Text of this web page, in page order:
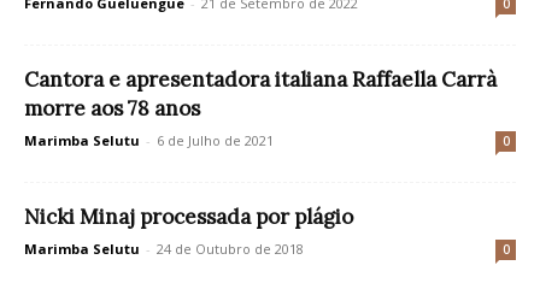
0
Cantora e apresentadora italiana Raffaella Carrà
morre aos 78 anos
Marimba Selutu - 6 de Julho de 2021 0
Nicki Minaj processada por plágio
Marimba Selutu - 24 de Outubro de 2018 0